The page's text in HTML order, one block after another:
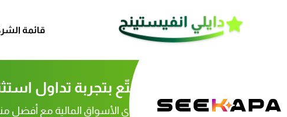
قائمة
تمتّع بتجربة تداول
تحدى الأسواق المالية مع أفضل